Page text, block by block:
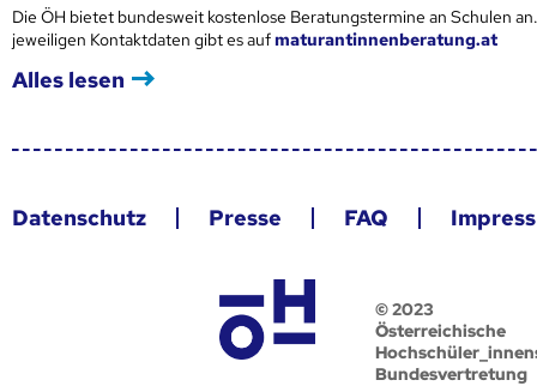
Die ÖH bietet bundesweit kostenlose Beratungstermine an Schulen
jeweiligen Kontaktdaten gibt es aufmaturantinnenberatung.at
Alles lesen
Datenschutz Presse FAQ
© 2023
Österreichische
Bundesvertretung